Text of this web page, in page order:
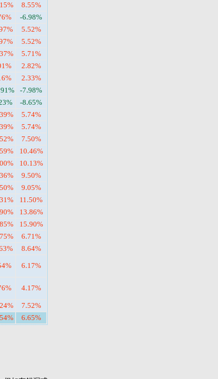
8.55%
-6.98%
5.52%
5.52%
5.71%
2.82%
2.33%
-7.98%
-8.65%
5.74%
5.74%
7.50%
10.46%
10.13%
9.50%
9.05%
11.50%
13.86%
15.90%
6.71%
8.64%
6.17%
4.17%
7.52%
6.65%